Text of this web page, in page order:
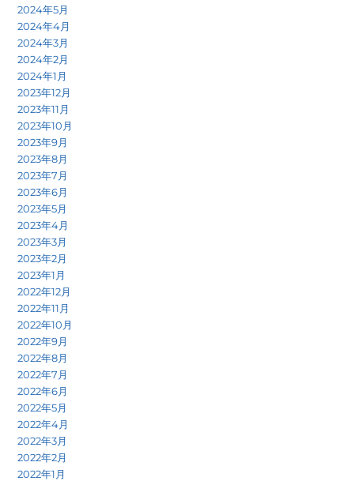
2024年5月
2024年4月
2024年3月
2024年2月
2024年1月
2023年12月
2023年11月
2023年10月
2023年9月
2023年8月
2023年7月
2023年6月
2023年5月
2023年4月
2023年3月
2023年2月
2023年1月
2022年12月
2022年11月
2022年10月
2022年9月
2022年8月
2022年7月
2022年6月
2022年5月
2022年4月
2022年3月
2022年2月
2022年1月